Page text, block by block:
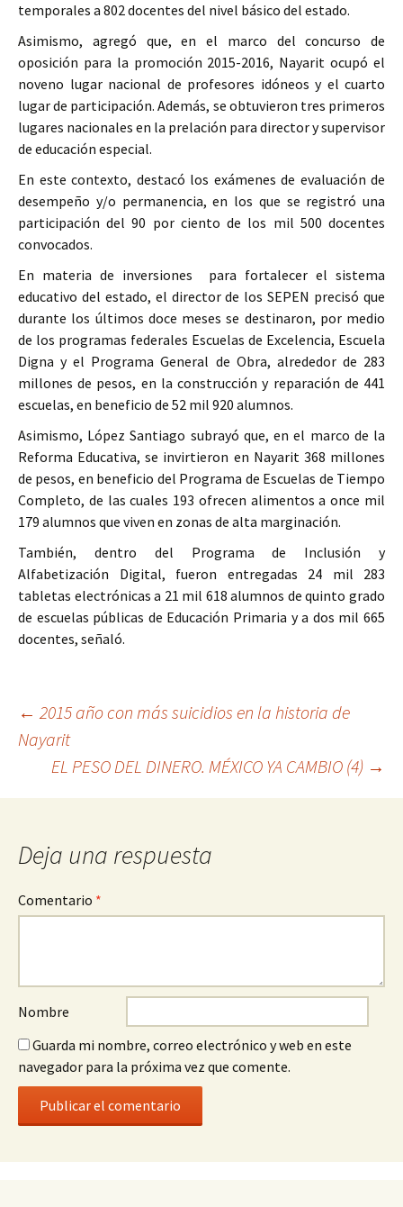
temporales a 802 docentes del nivel básico del estado.
Asimismo, agregó que, en el marco del concurso de
oposición para la promoción 2015-2016, Nayarit ocupó el
noveno lugar nacional de profesores idóneos y el cuarto
lugar de participación. Además, se obtuvieron tres primeros
lugares nacionales en la prelación para director y supervisor
de educación especial.
En este contexto, destacó los exámenes de evaluación de
desempeño y/o permanencia, en los que se registró una
participación del 90 por ciento de los mil 500 docentes
convocados.
En materia de inversiones para fortalecer el sistema
educativo del estado, el director de los SEPEN precisó que
durante los últimos doce meses se destinaron, por medio
de los programas federales Escuelas de Excelencia, Escuela
Digna y el Programa General de Obra, alrededor de 283
millones de pesos, en la construcción y reparación de 441
escuelas, en beneficio de 52 mil 920 alumnos.
Asimismo, López Santiago subrayó que, en el marco de la
Reforma Educativa, se invirtieron en Nayarit 368 millones
de pesos, en beneficio del Programa de Escuelas de Tiempo
Completo, de las cuales 193 ofrecen alimentos a once mil
179 alumnos que viven en zonas de alta marginación.
También, dentro del Programa de Inclusión y
Alfabetización Digital, fueron entregadas 24 mil 283
tabletas electrónicas a 21 mil 618 alumnos de quinto grado
de escuelas públicas de Educación Primaria y a dos mil 665
docentes, señaló.
← 2015 año con más suicidios en la historia de
Nayarit
EL PESO DEL DINERO. MÉXICO YA CAMBIO (4) →
Deja una respuesta
Comentario *
Nombre
Guarda mi nombre, correo electrónico y web en este
navegador para la próxima vez que comente.